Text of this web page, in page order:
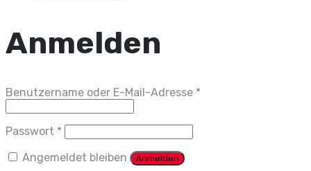
Anmelden
Benutzername oder E-Mail-Adresse *
Passwort *
Angemeldet bleiben Anmelden